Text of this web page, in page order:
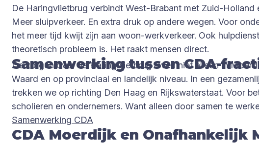
De Haringvlietbrug verbindt West-Brabant met Zuid-
Meer sluipverkeer. En extra druk op andere wegen. Voor
het meer tijd kwijt zijn aan woon-werkverkeer. Ook
theoretisch probleem is. Het raakt mensen direct.
Samenwerking tussen CDA-
De zorgen over de Haringvlietbrug leven niet alleen in
Waard en op provinciaal en landelijk niveau. In een
trekken we op richting Den Haag en Rijkswaterstaat. Voor
scholieren en ondernemers. Want alleen door samen te
Samenwerking CDA
CDA Moerdijk en Onafhankelijk